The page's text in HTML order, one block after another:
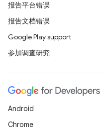
报告平台错误
报告文档错误
Google Play support
参加调查研究
Android
Chrome